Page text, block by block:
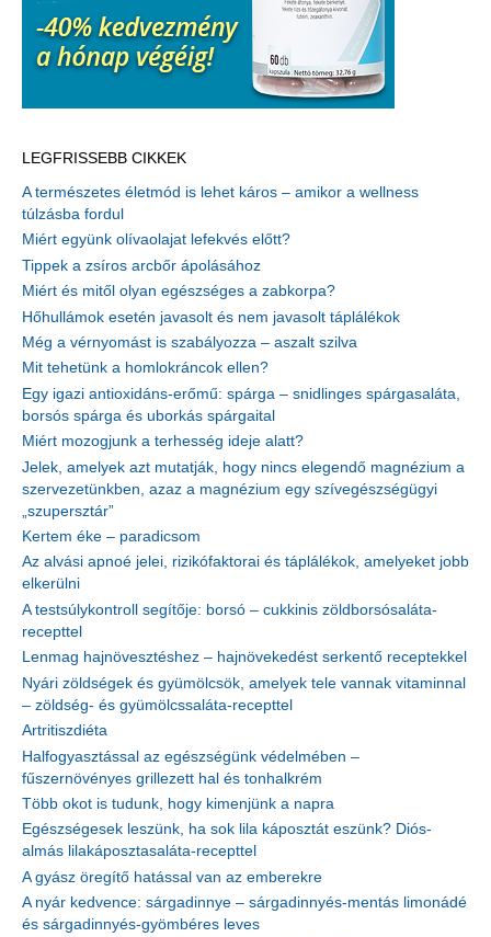
LEGFRISSEBB CIKKEK
A természetes életmód is lehet káros – amikor a wellness
túlzásba fordul
Miért együnk olívaolajat lefekvés előtt?
Tippek a zsíros arcbőr ápolásához
Miért és mitől olyan egészséges a zabkorpa?
Hőhullámok esetén javasolt és nem javasolt táplálékok
Még a vérnyomást is szabályozza – aszalt szilva
Mit tehetünk a homlokráncok ellen?
Egy igazi antioxidáns-erőmű: spárga – snidlinges spárgasaláta,
borsós spárga és uborkás spárgaital
Miért mozogjunk a terhesség ideje alatt?
Jelek, amelyek azt mutatják, hogy nincs elegendő magnézium a
szervezetünkben, azaz a magnézium egy szívegészségügyi
„szupersztár”
Kertem éke – paradicsom
Az alvási apnoé jelei, rizikófaktorai és táplálékok, amelyeket jobb
elkerülni
A testsúlykontroll segítője: borsó – cukkinis zöldborsósaláta-
recepttel
Lenmag hajnövesztéshez – hajnövekedést serkentő receptekkel
Nyári zöldségek és gyümölcsök, amelyek tele vannak vitaminnal
– zöldség- és gyümölcssaláta-recepttel
Artritiszdiéta
Halfogyasztással az egészségünk védelmében –
fűszernövényes grillezett hal és tonhalkrém
Több okot is tudunk, hogy kimenjünk a napra
Egészségesek leszünk, ha sok lila káposztát eszünk? Diós-
almás lilakáposztasaláta-recepttel
A gyász öregítő hatással van az emberekre
A nyár kedvence: sárgadinnye – sárgadinnyés-mentás limonádé
és sárgadinnyés-gyömbéres leves